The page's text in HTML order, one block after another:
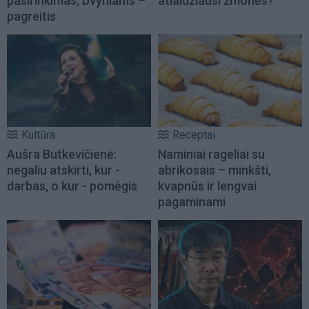
pagreitis
Kultūra
Aušra Butkevičienė:
negaliu atskirti, kur -
darbas, o kur - pomėgis
Receptai
Naminiai rageliai su
abrikosais – minkšti,
kvapnūs ir lengvai
pagaminami